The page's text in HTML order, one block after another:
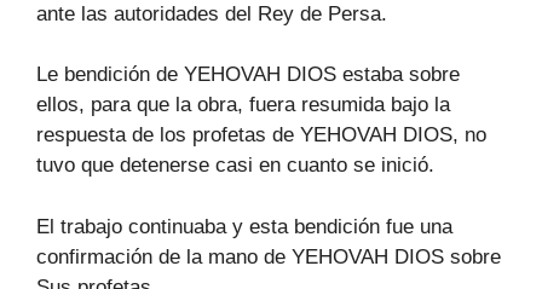
ante las autoridades del Rey de Persa.
Le bendición de YEHOVAH DIOS estaba sobre
ellos, para que la obra, fuera resumida bajo la
respuesta de los profetas de YEHOVAH DIOS, no
tuvo que detenerse casi en cuanto se inició.
El trabajo continuaba y esta bendición fue una
confirmación de la mano de YEHOVAH DIOS sobre